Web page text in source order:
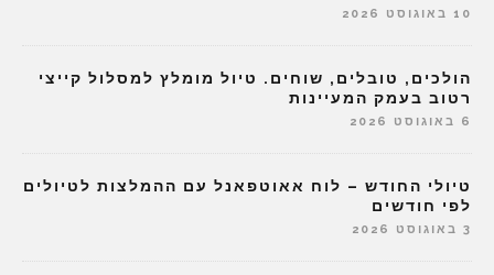
10 באוגוסט 2026
הולכים, טובלים, שוחים. טיול מומלץ למסלול קייצי
רטוב בעמק המעיינות
6 באוגוסט 2026
טיולי החודש – לוח אאוטפאנל עם ההמלצות לטיולים
לפי חודשים
3 באוגוסט 2026